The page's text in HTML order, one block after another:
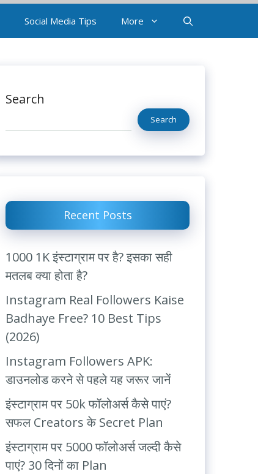
Social Media Tips More
Search
Search
Recent Posts
1000 1K इंस्टाग्राम पर है? इसका सही
मतलब क्या होता है?
Instagram Real Followers Kaise
Badhaye Free? 10 Best Tips
(2026)
Instagram Followers APK:
डाउनलोड करने से पहले यह जरूर जानें
इंस्टाग्राम पर 50k फॉलोअर्स कैसे पाएं?
सफल Creators के Secret Plan
इंस्टाग्राम पर 5000 फॉलोअर्स जल्दी कैसे
पाएं? 30 दिनों का Plan